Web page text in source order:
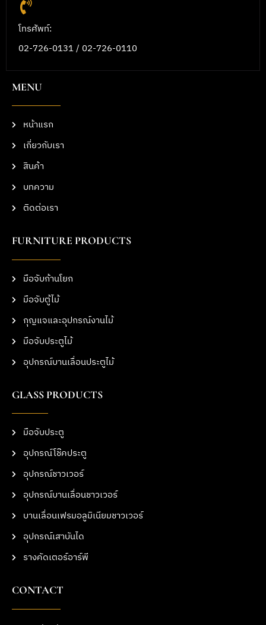
โทรศัพท์:
02-726-0131 / 02-726-0110
MENU
หน้าแรก
เกี่ยวกับเรา
สินค้า
บทความ
ติดต่อเรา
FURNITURE PRODUCTS
มือจับก้านโยก
มือจับตู้ไม้
กุญแจและอุปกรณ์งานไม้
มือจับประตูไม้
อุปกรณ์บานเลื่อนประตูไม้
GLASS PRODUCTS
มือจับประตู
อุปกรณ์โช๊คประตู
อุปกรณ์ชาวเวอร์
อุปกรณ์บานเลื่อนชาวเวอร์
บานเลื่อนเฟรมอลูมิเนียมชาวเวอร์
อุปกรณ์เสาบันได
รางคัดเตอร์อาร์พี
CONTACT